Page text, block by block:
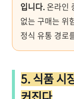
입니다. 온라인
없는 구매는 위
정식 유통 경로
5. 식품 시